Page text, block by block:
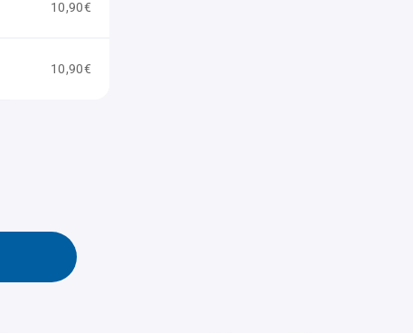
10,90€
10,90€